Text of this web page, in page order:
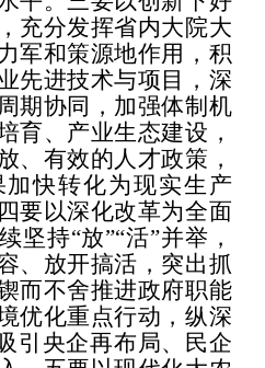
充分发挥省内大院大
军和策源地作用，积
先进技术与项目，深
期协同，加强体制机
育、产业生态建设，
、有效的人才政策，
快转化为现实生产
要以深化改革为全面
坚持“放”“活”并举，
、放开搞活，突出抓
而不舍推进政府职能
优化重点行动，纵深
引央企再布局、民企